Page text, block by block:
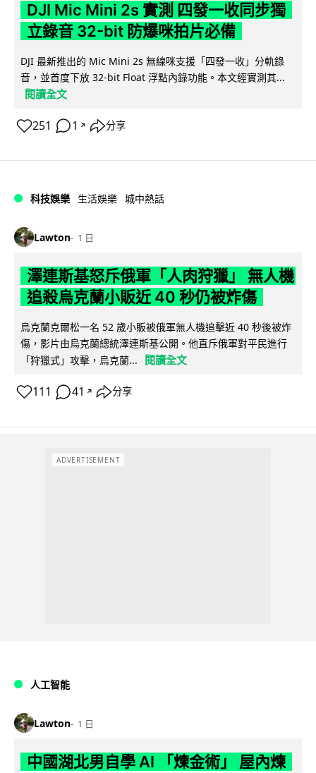
DJI Mic Mini 2s 實測 四發一收同步獨
立錄音 32-bit 防爆咪拍片必備
DJI 最新推出的 Mic Mini 2s 無線咪支援「四發一收」分軌錄
音，並首度下放 32-bit Float 浮點內錄功能。本文經實測其...
閱讀全文
251 1 ↗ 分享
科技娛樂 生活娛樂 城中熱話
Lawton 1 日
澤連斯基怒斥俄軍「人肉狩獵」 無人機
追殺烏克蘭小販近 40 秒仍被炸傷
烏克蘭克爾松一名 52 歲小販被俄軍無人機追擊近 40 秒後被炸
傷，影片由烏克蘭總統澤連斯基公開。他直斥俄軍對平民進行
「狩獵式」攻擊，烏克蘭...
閱讀全文
111 41 ↗ 分享
ADVERTISEMENT
人工智能
Lawton 1 日
中國湖北男自學 AI 「煉金術」 屋內煉